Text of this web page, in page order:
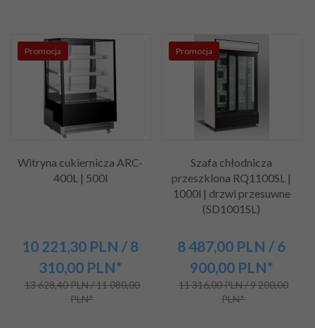
Promocja
Witryna cukiernicza ARC-
400L | 500l
10 221,30 PLN / 8
310,00 PLN*
13 628,40 PLN / 11 080,00
PLN*
Promocja
Szafa chłodnicza
przeszklona RQ1100SL |
1000l | drzwi przesuwne
(SD1001SL)
8 487,00 PLN / 6
900,00 PLN*
11 316,00 PLN / 9 200,00
PLN*